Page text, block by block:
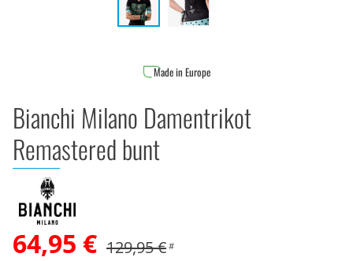
Made in Europe
Bianchi Milano Damentrikot
Remastered bunt
64,95 € 129,95 € #